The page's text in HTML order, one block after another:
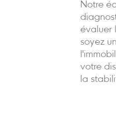
Notre
évaluer
soyez
votre
la